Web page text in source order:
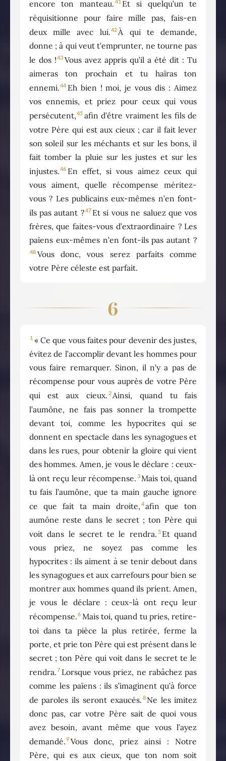
encore ton manteau. 41 Et si quelqu’un te
réquisitionne pour faire mille pas, fais-en
deux mille avec lui.42 À qui te demande,
donne ; à qui veut t’emprunter, ne tourne pas
le dos !43 Vous avez appris qu’il a été dit : Tu
aimeras ton prochain et tu haïras ton
ennemi.44 Eh bien ! moi, je vous dis : Aimez
vos ennemis, et priez pour ceux qui vous
persécutent,45 afin d’être vraiment les fils de
votre Père qui est aux cieux ; car il fait lever
son soleil sur les méchants et sur les bons, il
fait tomber la pluie sur les justes et sur les
injustes.46 En effet, si vous aimez ceux qui
vous aiment, quelle récompense méritez-
vous ? Les publicains eux-mêmes n’en font-
ils pas autant ?47 Et si vous ne saluez que vos
frères, que faites-vous d’extraordinaire ? Les
païens eux-mêmes n’en font-ils pas autant ?
48 Vous donc, vous serez parfaits comme
votre Père céleste est parfait.
6
1 « Ce que vous faites pour devenir des justes,
évitez de l’accomplir devant les hommes pour
vous faire remarquer. Sinon, il n’y a pas de
récompense pour vous auprès de votre Père
qui est aux cieux. 2Ainsi, quand tu fais
l’aumône, ne fais pas sonner la trompette
devant toi, comme les hypocrites qui se
donnent en spectacle dans les synagogues et
dans les rues, pour obtenir la gloire qui vient
des hommes. Amen, je vous le déclare : ceux-
là ont reçu leur récompense. 3 Mais toi, quand
tu fais l’aumône, que ta main gauche ignore
ce que fait ta main droite, 4afin que ton
aumône reste dans le secret ; ton Père qui
voit dans le secret te le rendra. 5 Et quand
vous priez, ne soyez pas comme les
hypocrites : ils aiment à se tenir debout dans
les synagogues et aux carrefours pour bien se
montrer aux hommes quand ils prient. Amen,
je vous le déclare : ceux-là ont reçu leur
récompense.6 Mais toi, quand tu pries, retire-
toi dans ta pièce la plus retirée, ferme la
porte, et prie ton Père qui est présent dans le
secret ; ton Père qui voit dans le secret te le
rendra.7 Lorsque vous priez, ne rabâchez pas
comme les païens : ils s’imaginent qu’à force
de paroles ils seront exaucés. 8 Ne les imitez
donc pas, car votre Père sait de quoi vous
avez besoin, avant même que vous l’ayez
demandé.9 Vous donc, priez ainsi : Notre
Père, qui es aux cieux, que ton nom soit